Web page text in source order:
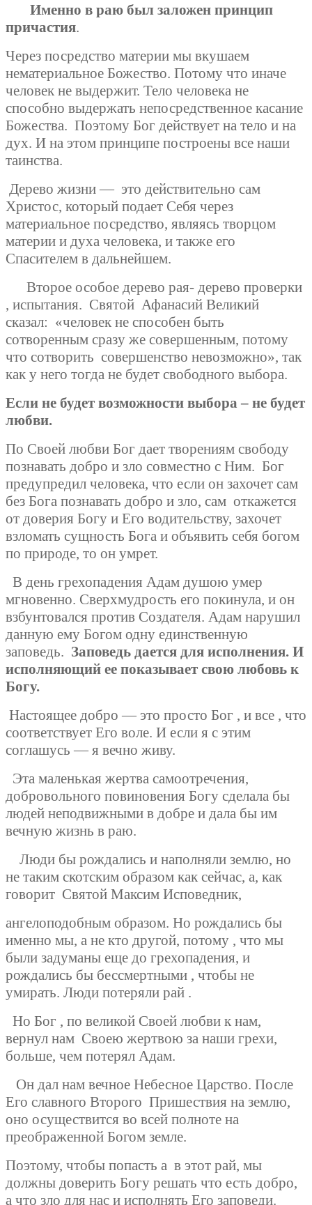
Именно в раю был заложен принцип
причастия.
Через посредство материи мы вкушаем
нематериальное Божество. Потому что иначе
человек не выдержит. Тело человека не
способно выдержать непосредственное касание
Божества. Поэтому Бог действует на тело и на
дух. И на этом принципе построены все наши
таинства.
Дерево жизни — это действительно сам
Христос, который подает Себя через
материальное посредство, являясь творцом
материи и духа человека, и также его
Спасителем в дальнейшем.
Второе особое дерево рая- дерево проверки
, испытания. Святой Афанасий Великий
сказал: «человек не способен быть
сотворенным сразу же совершенным, потому
что сотворить совершенство невозможно», так
как у него тогда не будет свободного выбора.
Если не будет возможности выбора – не будет
любви.
По Своей любви Бог дает творениям свободу
познавать добро и зло совместно с Ним. Бог
предупредил человека, что если он захочет сам
без Бога познавать добро и зло, сам откажется
от доверия Богу и Его водительству, захочет
взломать сущность Бога и объявить себя богом
по природе, то он умрет.
В день грехопадения Адам душою умер
мгновенно. Сверхмудрость его покинула, и он
взбунтовался против Создателя. Адам нарушил
данную ему Богом одну единственную
заповедь. Заповедь дается для исполнения. И
исполняющий ее показывает свою любовь к
Богу.
Настоящее добро — это просто Бог , и все , что
соответствует Его воле. И если я с этим
соглашусь — я вечно живу.
Эта маленькая жертва самоотречения,
добровольного повиновения Богу сделала бы
людей неподвижными в добре и дала бы им
вечную жизнь в раю.
Люди бы рождались и наполняли землю, но
не таким скотским образом как сейчас, а, как
говорит Святой Максим Исповедник,
ангелоподобным образом. Но рождались бы
именно мы, а не кто другой, потому , что мы
были задуманы еще до грехопадения, и
рождались бы бессмертными , чтобы не
умирать. Люди потеряли рай .
Но Бог , по великой Своей любви к нам,
вернул нам Своею жертвою за наши грехи,
больше, чем потерял Адам.
Он дал нам вечное Небесное Царство. После
Его славного Второго Пришествия на землю,
оно осуществится во всей полноте на
преображенной Богом земле.
Поэтому, чтобы попасть а в этот рай, мы
должны доверить Богу решать что есть добро,
а что зло для нас и исполнять Его заповеди.